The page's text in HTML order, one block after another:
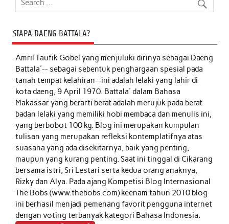
SIAPA DAENG BATTALA?
Amril Taufik Gobelyang menjuluki dirinya sebagai Daeng
Battala'-- sebagai sebentuk penghargaan spesial pada
tanah tempat kelahiran--ini adalah lelaki yang lahir di
kota daeng, 9 April 1970. Battala' dalam Bahasa
Makassar yang berarti berat adalah merujuk pada berat
badan lelaki yang memiliki hobi membaca dan menulis ini,
yang berbobot 100 kg. Blog ini merupakan kumpulan
tulisan yang merupakan refleksi kontemplatifnya atas
suasana yang ada disekitarnya, baik yang penting,
maupun yang kurang penting. Saat ini tinggal di Cikarang
bersama istri, Sri Lestari serta kedua orang anaknya,
Rizky dan Alya. Pada ajang Kompetisi Blog Internasional
The Bobs (www.thebobs.com) keenam tahun 2010 blog
ini berhasil menjadi pemenang favorit pengguna internet
dengan voting terbanyak kategori Bahasa Indonesia.